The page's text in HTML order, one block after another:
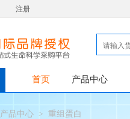
注册
首页 产品中心
产品中心 > 重组蛋白